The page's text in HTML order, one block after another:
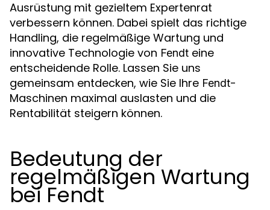
Ausrüstung mit gezieltem Expertenrat
verbessern können. Dabei spielt das richtige
Handling, die regelmäßige Wartung und
innovative Technologie von Fendt eine
entscheidende Rolle. Lassen Sie uns
gemeinsam entdecken, wie Sie Ihre Fendt-
Maschinen maximal auslasten und die
Rentabilität steigern können.
Bedeutung der
regelmäßigen Wartung
bei Fendt